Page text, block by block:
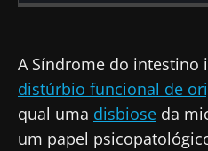
A Síndrome do intestino
distúrbio funcional de
qual uma disbiose da
um papel